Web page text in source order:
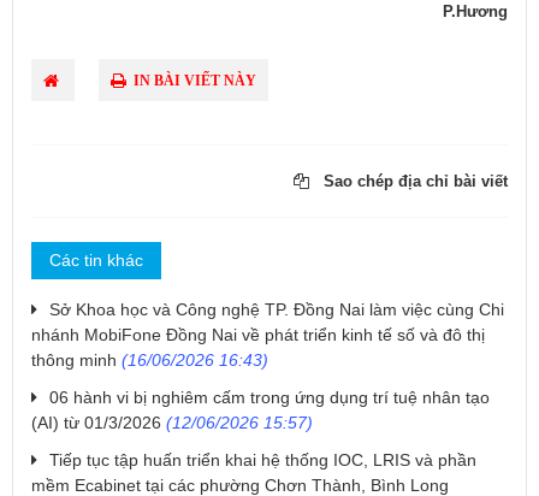
P.Hương
IN BÀI VIẾT NÀY
Sao chép địa chỉ bài viết
Các tin khác
Sở Khoa học và Công nghệ TP. Đồng Nai làm việc cùng Chi
nhánh MobiFone Đồng Nai về phát triển kinh tế số và đô thị
thông minh (16/06/2026 16:43)
06 hành vi bị nghiêm cấm trong ứng dụng trí tuệ nhân tạo
(AI) từ 01/3/2026 (12/06/2026 15:57)
Tiếp tục tập huấn triển khai hệ thống IOC, LRIS và phần
mềm Ecabinet tại các phường Chơn Thành, Bình Long